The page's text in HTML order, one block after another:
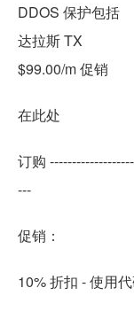
DDOS 保护包括
达拉斯 TX
$99.00/m 促销
在此处
订购
---
促销：
10% 折扣 - 使用代